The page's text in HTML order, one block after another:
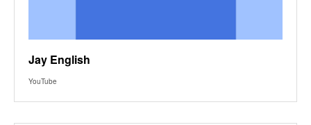
Jay English
YouTube